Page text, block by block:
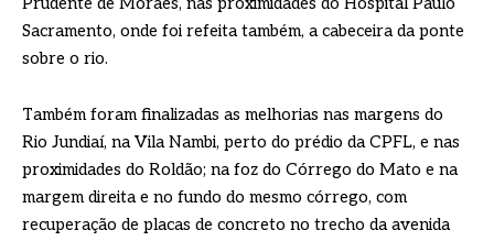
Sacramento, onde foi refeita também, a cabeceira da ponte
sobre o rio.
Também foram finalizadas as melhorias nas margens do
Rio Jundiaí, na Vila Nambi, perto do prédio da CPFL, e nas
proximidades do Roldão; na foz do Córrego do Mato e na
margem direita e no fundo do mesmo córrego, com
recuperação de placas de concreto no trecho da avenida